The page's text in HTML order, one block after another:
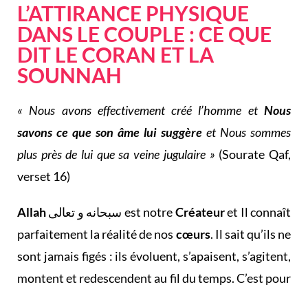
L’ATTIRANCE PHYSIQUE
DANS LE COUPLE : CE QUE
DIT LE CORAN ET LA
SOUNNAH
« Nous avons effectivement créé l’homme et Nous
savons ce que son âme lui suggère et Nous sommes
plus près de lui que sa veine jugulaire » (Sourate Qaf,
verset 16)
Allah سبحانه و تعالى est notreCréateuret Il connaît
parfaitement la réalité de nos cœurs. Il sait qu’ils ne
sont jamais figés : ils évoluent, s’apaisent, s’agitent,
montent et redescendent au fil du temps. C’est pour